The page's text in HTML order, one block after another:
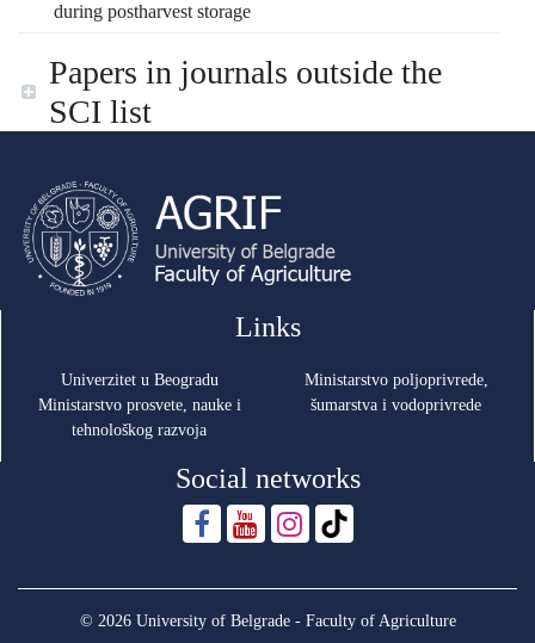
during postharvest storage
Papers in journals outside the
SCI list
Links
Univerzitet u Beogradu
Ministarstvo prosvete, nauke i
tehnološkog razvoja
Ministarstvo poljoprivrede,
šumarstva i vodoprivrede
Social networks
© 2026 University of Belgrade - Faculty of Agriculture